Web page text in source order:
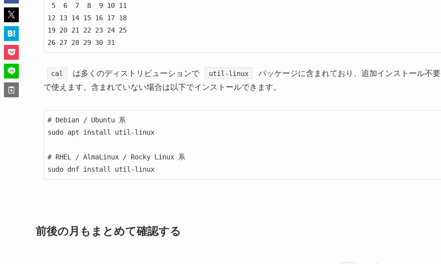
12 13 14 15 16 17 18
19 20 21 22 23 24 25
26 27 28 29 30 31
cal は多くのディストリビューションで util-linux
パッケージに含まれており、追加インストール不要
で使えます。含まれていない場合は以下でインストールできます。
# Debian / Ubuntu 系
sudo apt install util-linux
# RHEL / AlmaLinux / Rocky Linux 系
sudo dnf install util-linux
前後の月もまとめて確認する